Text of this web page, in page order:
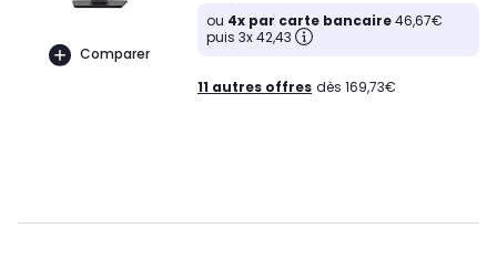
Comparer
ou 4x par carte bancaire46,67€
puis 3x 42,43
11 autres offres dès 169,73€